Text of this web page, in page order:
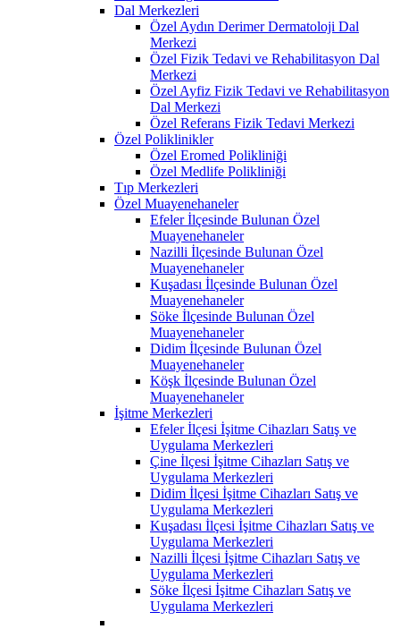
Dal Merkezleri
Özel Aydın Derimer Dermatoloji Dal
Merkezi
Özel Fizik Tedavi ve Rehabilitasyon Dal
Merkezi
Özel Ayfiz Fizik Tedavi ve Rehabilitasyon
Dal Merkezi
Özel Referans Fizik Tedavi Merkezi
Özel Poliklinikler
Özel Eromed Polikliniği
Özel Medlife Polikliniği
Tıp Merkezleri
Özel Muayenehaneler
Efeler İlçesinde Bulunan Özel
Muayenehaneler
Nazilli İlçesinde Bulunan Özel
Muayenehaneler
Kuşadası İlçesinde Bulunan Özel
Muayenehaneler
Söke İlçesinde Bulunan Özel
Muayenehaneler
Didim İlçesinde Bulunan Özel
Muayenehaneler
Köşk İlçesinde Bulunan Özel
Muayenehaneler
İşitme Merkezleri
Efeler İlçesi İşitme Cihazları Satış ve
Uygulama Merkezleri
Çine İlçesi İşitme Cihazları Satış ve
Uygulama Merkezleri
Didim İlçesi İşitme Cihazları Satış ve
Uygulama Merkezleri
Kuşadası İlçesi İşitme Cihazları Satış ve
Uygulama Merkezleri
Nazilli İlçesi İşitme Cihazları Satış ve
Uygulama Merkezleri
Söke İlçesi İşitme Cihazları Satış ve
Uygulama Merkezleri